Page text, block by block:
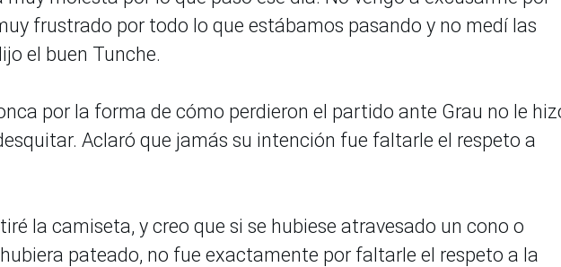
frustrado por todo lo que estábamos pasando y no medí las
el buen Tunche.
por la forma de cómo perdieron el partido ante Grau no le
Aclaró que jamás su intención fue faltarle el respeto a
la camiseta, y creo que si se hubiese atravesado un cono o
pateado, no fue exactamente por faltarle el respeto a la